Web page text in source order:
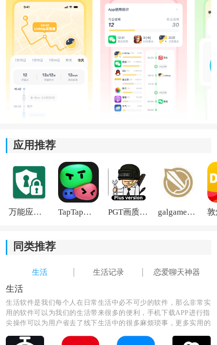
人。
3.只有在手机处于联网状态才能完美运行这款软件，拉近
你与爱人之间的距离。
LinkUp app使用教程：
1、在本站下载安装软件，需要先登录或者注册才能使
用；
应用推荐
万能应用隐藏 TapTap国际版2026 PGT画质助手旧版 galgame游戏盒子2026
同类推荐
生活 生活记录 恋爱聊天神器
生活
生活软件是我们每个人在日常生活中必不可少的软件，那么非常实
用的软件可以为我们的生活带来很多的便利，手机下载APP进行指
尖操作可以为用户省去了线下生活中的很多麻烦琐事，更多实用的